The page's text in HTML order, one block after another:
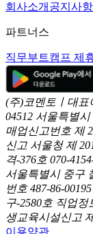
회사소개 공지사항
파트너스
직무부트캠프 제
(주)코멘토ㅣ대표
04512 서울특별
매업신고번호 제
신고 서울청 제
격-376호 070-
서울특별시 중구
번호 487-86-
구-2580호 직업정
생교육시설신고